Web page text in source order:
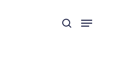
search
Menu